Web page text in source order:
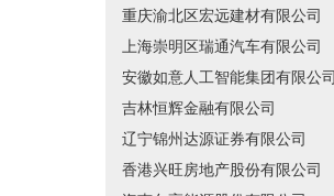
重庆渝北区宏远建材有限公司
上海崇明区瑞通汽车有限公司
安徽如意人工智能集团有限公司
吉林恒辉金融有限公司
辽宁锦州达源证券有限公司
香港兴旺房地产股份有限公司